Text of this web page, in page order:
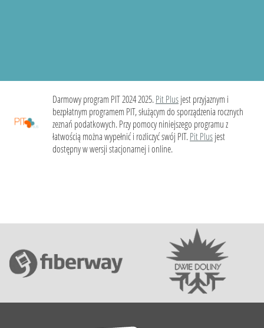
Darmowy program PIT 2024 2025.Pit Plusjest przyjaznym i
bezpłatnym programem PIT, służącym do sporządzenia rocznych
zeznań podatkowych. Przy pomocy niniejszego programu z
łatwością można wypełnić i rozliczyć swój PIT.Pit Plusjest
dostępny w wersji stacjonarnej i online.